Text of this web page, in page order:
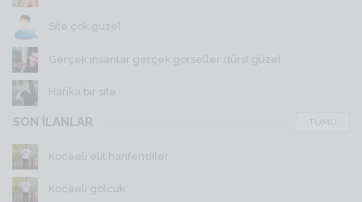
Site çok güzel
Gerçek insanlar gerçek görseller dürst güzel
Harika bir site
SON İLANLAR TÜMÜ
Kocaeli elit hanfendiler
Kocaeli golcuk